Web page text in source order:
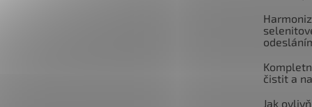
čistit a
Jak